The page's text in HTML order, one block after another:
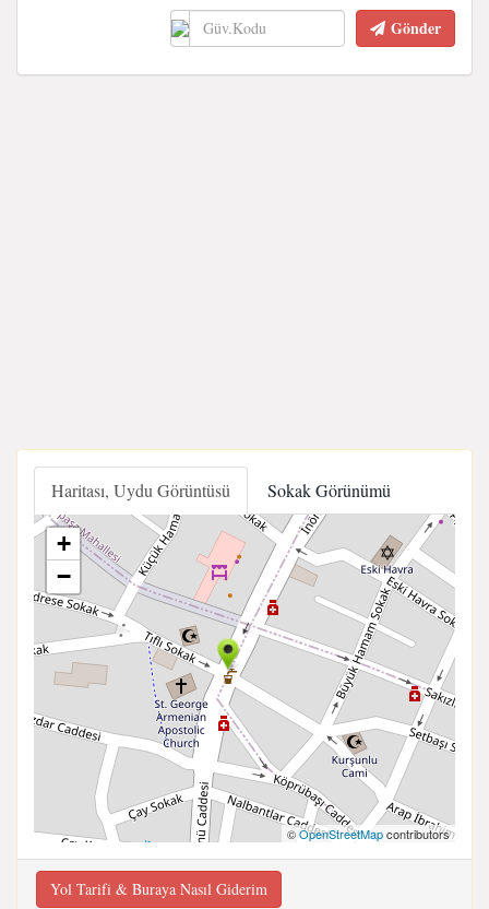
Gönder
Haritası, Uydu Görüntüsü Sokak Görünümü
+
−
©OpenStreetMapcontributors
Yol Tarifi & Buraya Nasıl Giderim